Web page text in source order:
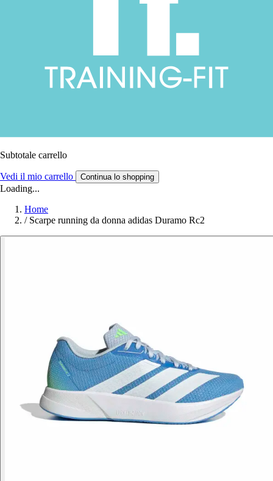
Subtotale carrello
Vedi il mio carrello Continua lo shopping
Loading...
Home
/ Scarpe running da donna adidas Duramo Rc2